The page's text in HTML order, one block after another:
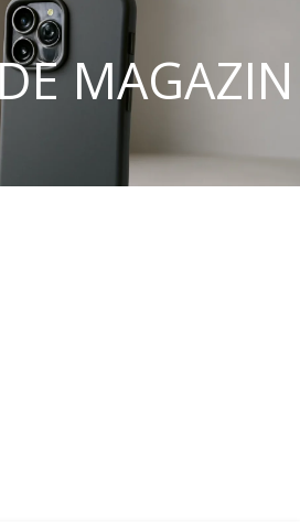
MAGAZIN